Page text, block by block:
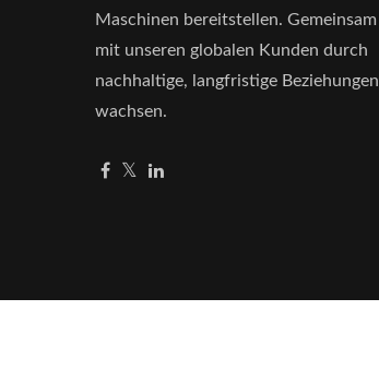
Maschinen bereitstellen. Gemeinsam
mit unseren globalen Kunden durch
nachhaltige, langfristige Beziehungen
wachsen.